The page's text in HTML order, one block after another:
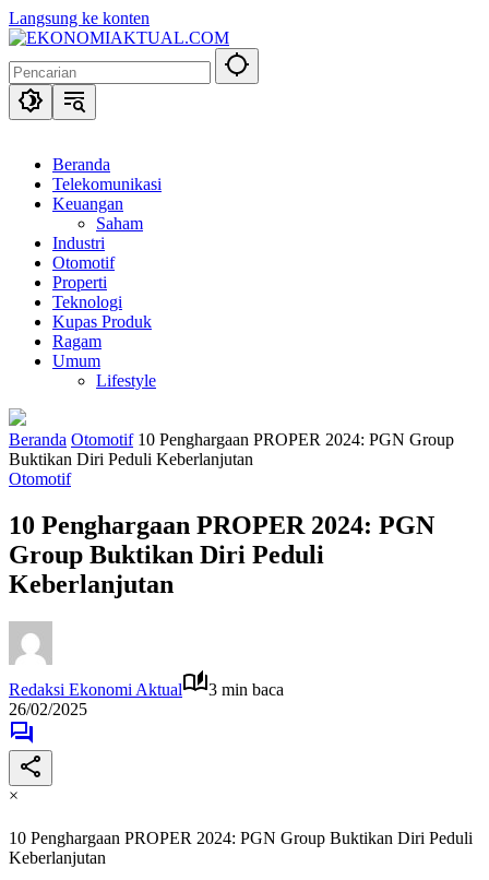
Langsung ke konten
Beranda
Telekomunikasi
Keuangan
Saham
Industri
Otomotif
Properti
Teknologi
Kupas Produk
Ragam
Umum
Lifestyle
Beranda Otomotif 10 Penghargaan PROPER 2024: PGN Group
Buktikan Diri Peduli Keberlanjutan
Otomotif
10 Penghargaan PROPER 2024: PGN
Group Buktikan Diri Peduli
Keberlanjutan
Redaksi Ekonomi Aktual
3 min baca
26/02/2025
×
10 Penghargaan PROPER 2024: PGN Group Buktikan Diri Peduli
Keberlanjutan